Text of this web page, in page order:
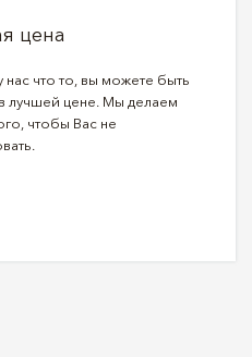
цена
нас что то, вы можете быть
лучшей цене. Мы делаем
чтобы Вас не